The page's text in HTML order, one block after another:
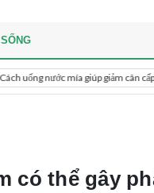
mía giúp giảm cân cấp tốc, eo
có thể gây